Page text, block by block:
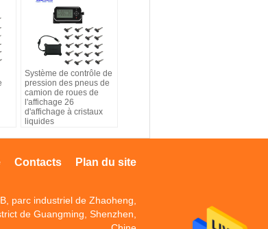
Système de contrôle de
pression des pneus de
camion de roues de
l'affichage 26
d'affichage à cristaux
liquides
Plan du site
Contacts
parc industriel de Zhaoheng,
de Guangming, Shenzhen,